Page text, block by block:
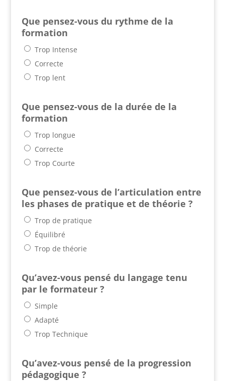
Que pensez-vous du rythme de la
formation
Trop Intense
Correcte
Trop lent
Que pensez-vous de la durée de la
formation
Trop longue
Correcte
Trop Courte
Que pensez-vous de l’articulation entre
les phases de pratique et de théorie ?
Trop de pratique
Équilibré
Trop de théorie
Qu’avez-vous pensé du langage tenu
par le formateur ?
Simple
Adapté
Trop Technique
Qu’avez-vous pensé de la progression
pédagogique ?